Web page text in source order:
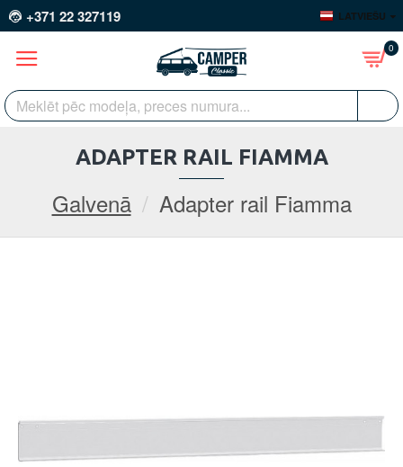
+371 22 327119 LATVIEŠU
0
Galvenā Adapter rail Fiamma
ADAPTER RAIL FIAMMA